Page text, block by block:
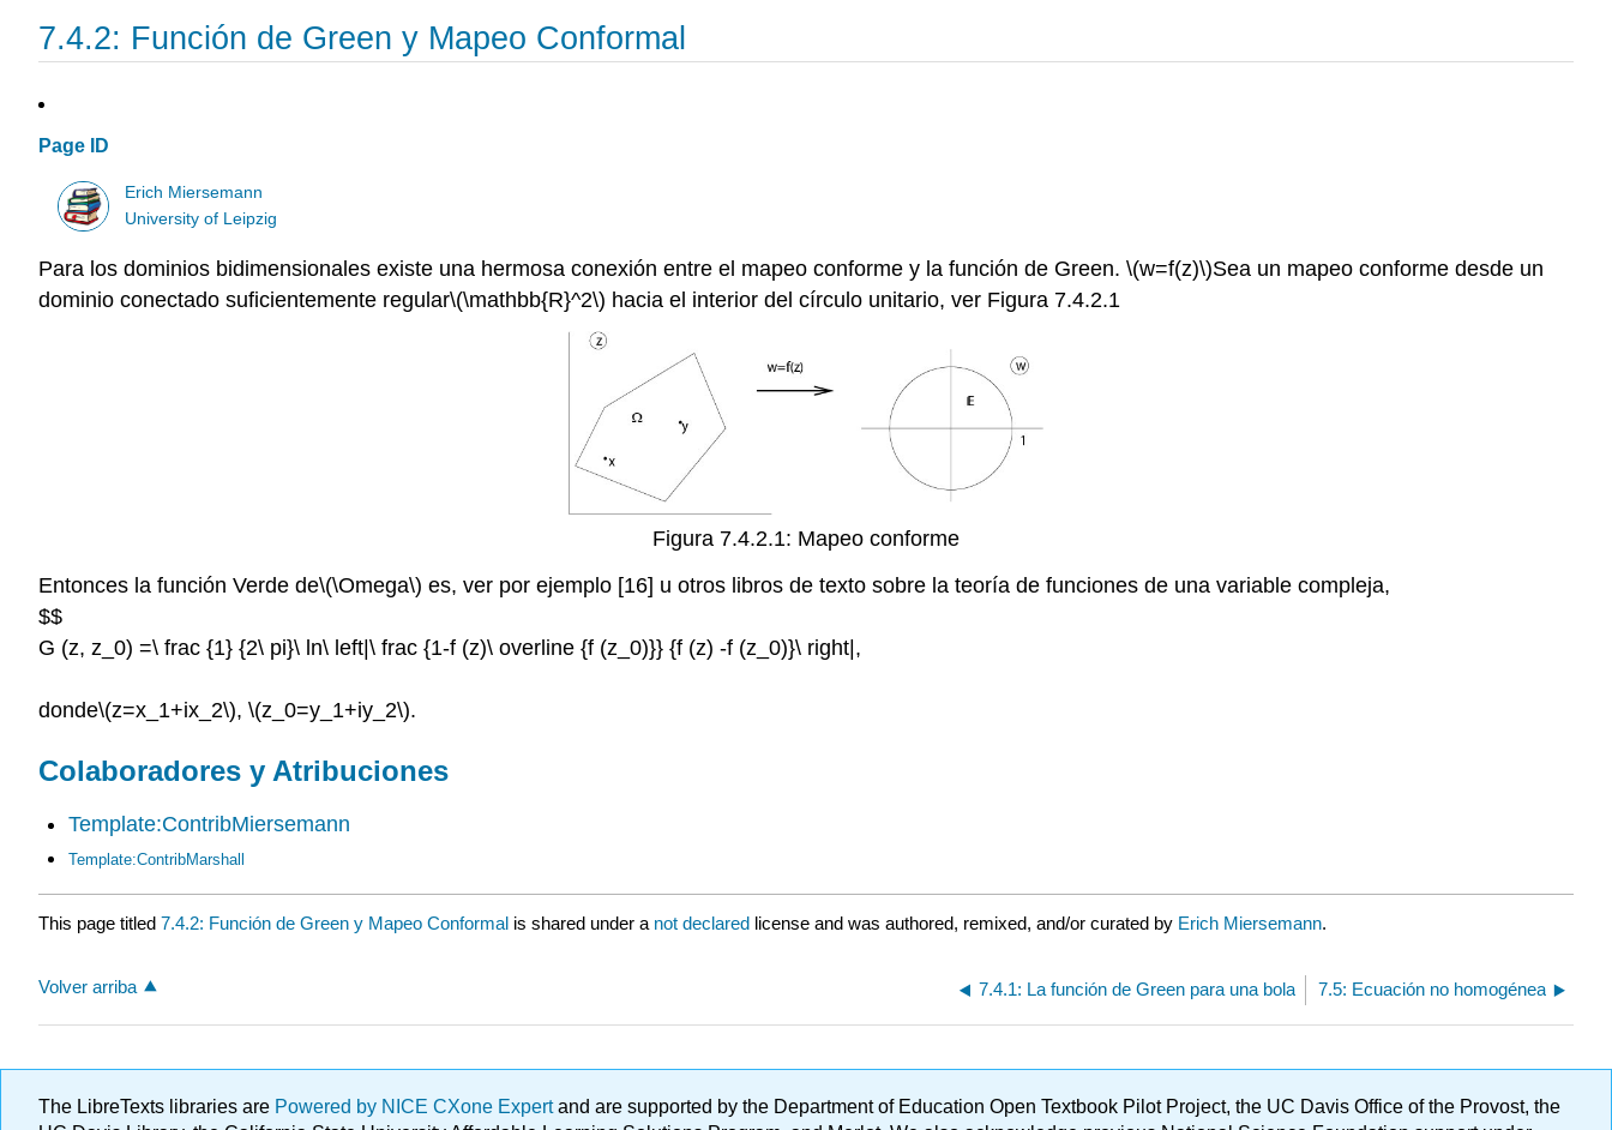
7.4.2: Función de Green y Mapeo Conformal
Page ID
Erich Miersemann
University of Leipzig
Para los dominios bidimensionales existe una hermosa conexión entre el mapeo conforme y la función de Green. \(w=f(z)\)Sea un mapeo conforme desde un
dominio conectado suficientemente regular\(\mathbb{R}^2\) hacia el interior del círculo unitario, ver Figura 7.4.2.1
Figura 7.4.2.1: Mapeo conforme
Entonces la función Verde de\(\Omega\) es, ver por ejemplo [16] u otros libros de texto sobre la teoría de funciones de una variable compleja,
$$
G (z, z_0) =\ frac {1} {2\ pi}\ ln\ left|\ frac {1-f (z)\ overline {f (z_0)}} {f (z) -f (z_0)}\ right|,
donde\(z=x_1+ix_2\), \(z_0=y_1+iy_2\).
Colaboradores y Atribuciones
Template:ContribMiersemann
Template:ContribMarshall
This page titled 7.4.2: Función de Green y Mapeo Conformal is shared under a not declared license and was authored, remixed, and/or curated by Erich Miersemann.
Volver arriba 7.4.1: La función de Green para una bola 7.5: Ecuación no homogénea
The LibreTexts libraries are Powered by NICE CXone Expertand are supported by the Department of Education Open Textbook Pilot Project, the UC Davis Office of the Provost, the